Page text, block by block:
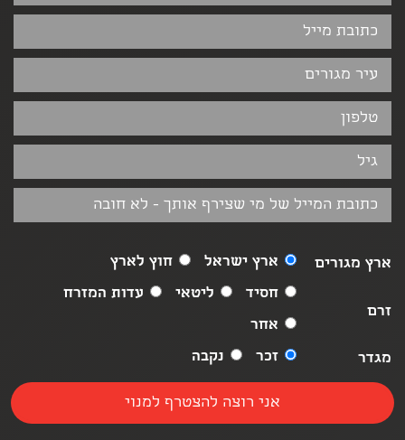
ארץ מגורים ארץ ישראל חוץ לארץ
זרם
חסיד ליטאי
עדות המזרח
אחר
מגדר
זכר נקבה